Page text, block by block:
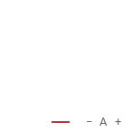
− A +